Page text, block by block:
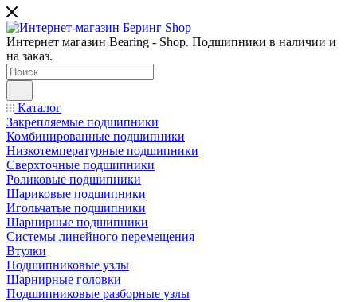
Интернет магазин Bearing - Shop. Подшипники в наличии и
на заказ.
Каталог
Закрепляемые подшипники
Комбинированные подшипники
Низкотемпературные подшипники
Сверхточные подшипники
Роликовые подшипники
Шариковые подшипники
Игольчатые подшипники
Шарнирные подшипники
Системы линейного перемещения
Втулки
Подшипниковые узлы
Шарнирные головки
Подшипниковые разборные узлы